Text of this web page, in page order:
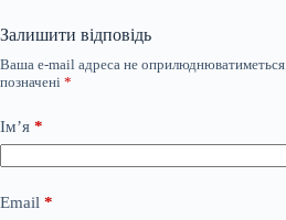
Залишити відповідь
Ваша e-mail адреса не оприлюднюватиметься.
позначені *
Ім’я *
Email *